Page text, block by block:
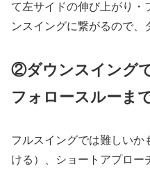
て左サイドの伸び上がり・
ンスイングに繋がるので、
②ダウンスイング
フォロースルーま
フルスイングでは難しいか
ける）、ショートアプロー